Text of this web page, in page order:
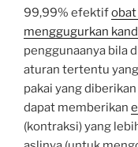
99,99% efektif
menggugurkan
penggunaanya bila
aturan tertentu
pakai yang
dapat memberikan
(kontraksi) yang